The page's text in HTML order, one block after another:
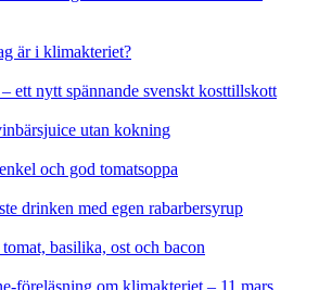
är i klimakteriet?
ett nytt spännande svenskt kosttillskott
utan kokning
och god tomatsoppa
drinken med egen rabarbersyrup
basilika, ost och bacon
föreläsning om klimakteriet – 11 mars